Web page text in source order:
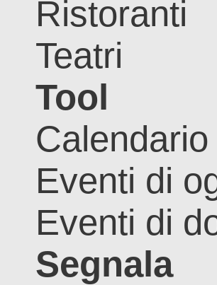
Ristoranti
Teatri
Tool
Eventi di
Eventi di
Segnala